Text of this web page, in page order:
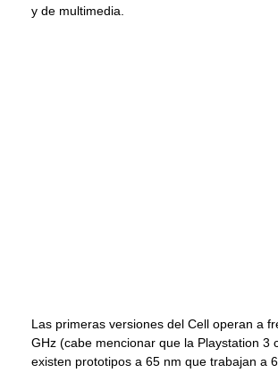
y de multimedia.
Las primeras versiones del Cell operan a
GHz (cabe mencionar que la Playstation 3
existen prototipos a 65 nm que trabajan a 6